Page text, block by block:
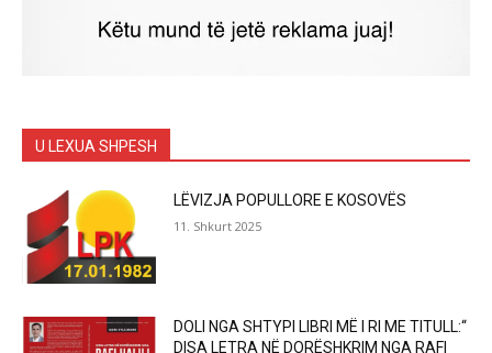
U LEXUA SHPESH
LËVIZJA POPULLORE E KOSOVËS
11. Shkurt 2025
DOLI NGA SHTYPI LIBRI MË I RI ME TITULL:“
DISA LETRA NË DORËSHKRIM NGA RAFI